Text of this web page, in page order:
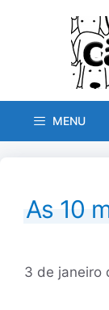
MENU
As 10
3 de janeiro